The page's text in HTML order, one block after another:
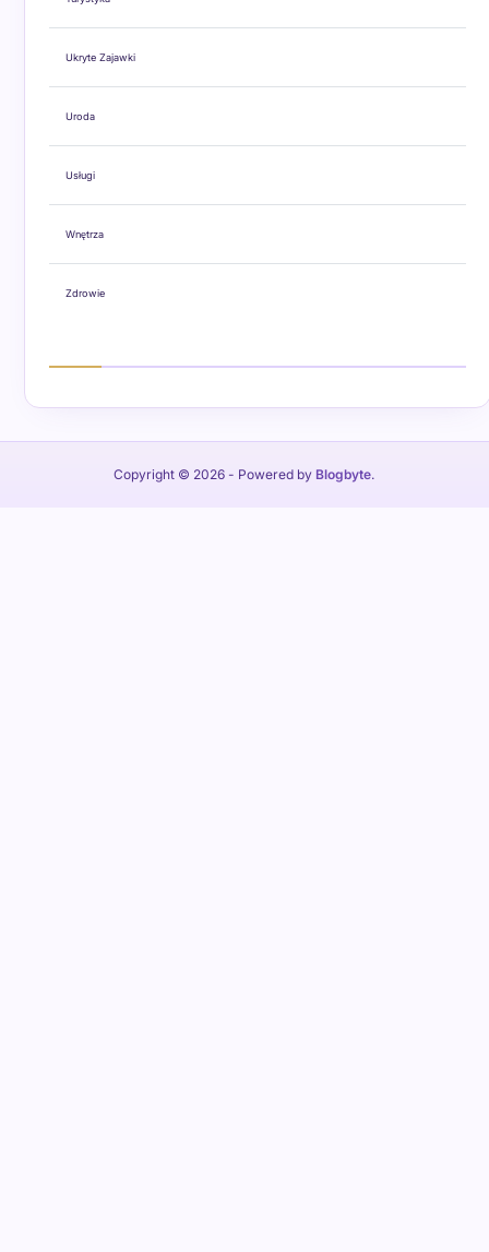
Ukryte Zajawki
Uroda
Usługi
Wnętrza
Zdrowie
Copyright © 2026 - Powered by Blogbyte.